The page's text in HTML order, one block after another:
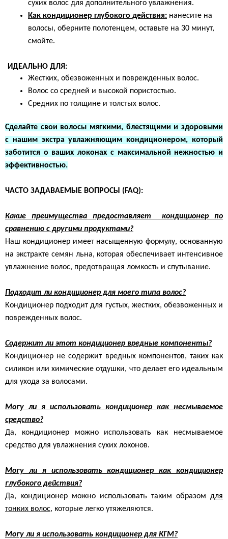
сухих волос для дополнительного увлажнения.
Как кондиционер глубокого действия: нанесите на
волосы, оберните полотенцем, оставьте на 30 минут,
смойте.
ИДЕАЛЬНО ДЛЯ:
Жестких, обезвоженных и поврежденных волос.
Волос со средней и высокой пористостью.
Средних по толщине и толстых волос.
Сделайте свои волосы мягкими, блестящими и здоровыми
с нашим экстра увлажняющим кондиционером, который
заботится о ваших локонах с максимальной нежностью и
эффективностью.
ЧАСТО ЗАДАВАЕМЫЕ ВОПРОСЫ (FAQ):
Какие преимущества предоставляет кондиционер по
сравнению с другими продуктами?
Наш кондиционер имеет насыщенную формулу, основанную
на экстракте семян льна, которая обеспечивает интенсивное
увлажнение волос, предотвращая ломкость и спутывание.
Подходит ли кондиционер для моего типа волос?
Кондиционер подходит для густых, жестких, обезвоженных и
поврежденных волос.
Содержит ли этот кондиционер вредные компоненты?
Кондиционер не содержит вредных компонентов, таких как
силикон или химические отдушки, что делает его идеальным
для ухода за волосами.
Могу ли я использовать кондиционер как несмываемое
средство?
Да, кондиционер можно использовать как несмываемое
средство для увлажнения сухих локонов.
Могу ли я использовать кондиционер как кондиционер
глубокого действия?
Да, кондиционер можно использовать таким образом для
тонких волос, которые легко утяжеляются.
Могу ли я использовать кондиционер для КГМ?